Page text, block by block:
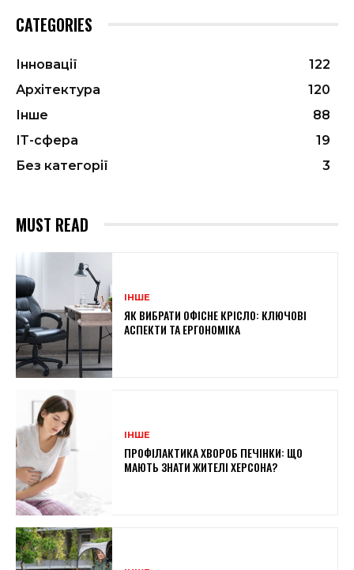
CATEGORIES
Інновації
122
Архітектура
120
Інше
88
ІТ-сфера
19
Без категорії
3
MUST READ
ІНШЕ
ЯК ВИБРАТИ ОФІСНЕ КРІСЛО: КЛЮЧОВІ
АСПЕКТИ ТА ЕРГОНОМІКА
ІНШЕ
ПРОФІЛАКТИКА ХВОРОБ ПЕЧІНКИ: ЩО
МАЮТЬ ЗНАТИ ЖИТЕЛІ ХЕРСОНА?